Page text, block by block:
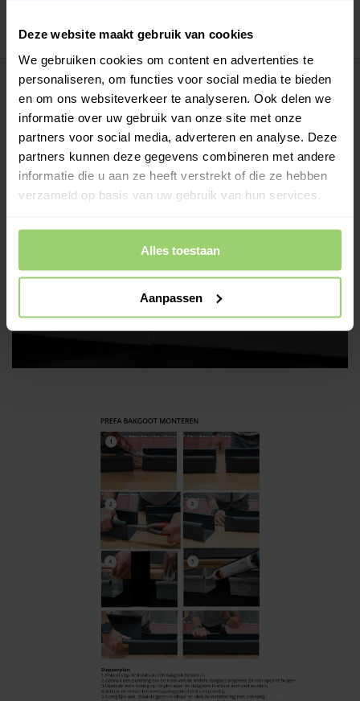
Deze website maakt gebruik van cookies
We gebruiken cookies om content en advertenties te
personaliseren, om functies voor social media te bieden
en om ons websiteverkeer te analyseren. Ook delen we
informatie over uw gebruik van onze site met onze
partners voor social media, adverteren en analyse. Deze
partners kunnen deze gegevens combineren met andere
informatie die u aan ze heeft verstrekt of die ze hebben
verzameld op basis van uw gebruik van hun services.
Alles toestaan
Aanpassen
Beschrijving
Dakgoten kunnen op twee manieren verbonden worden:
lijmen of met popnagels. Lijmen is de standaardmethode en
biedt een waterdichte hechting die meer dan voldoende is
voor extra stevigheid, maar meestal niet noodzakelijk.